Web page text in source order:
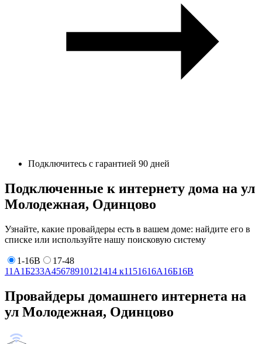
Подключитесь с гарантией 90 дней
Подключенные к интернету дома на ул
Молодежная, Одинцово
Узнайте, какие провайдеры есть в вашем доме: найдите его в
списке или используйте нашу поисковую систему
1-16В
17-48
11А1Б233А45678910121414 к1151616А16Б16В
Провайдеры домашнего интернета на
ул Молодежная, Одинцово